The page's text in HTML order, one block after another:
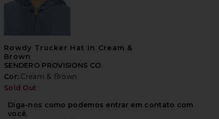
Rowdy Trucker Hat in Cream &
Brown
SENDERO PROVISIONS CO.
Cor: Cream & Brown
Sold Out
Diga-nos como podemos entrar em contato com
você.